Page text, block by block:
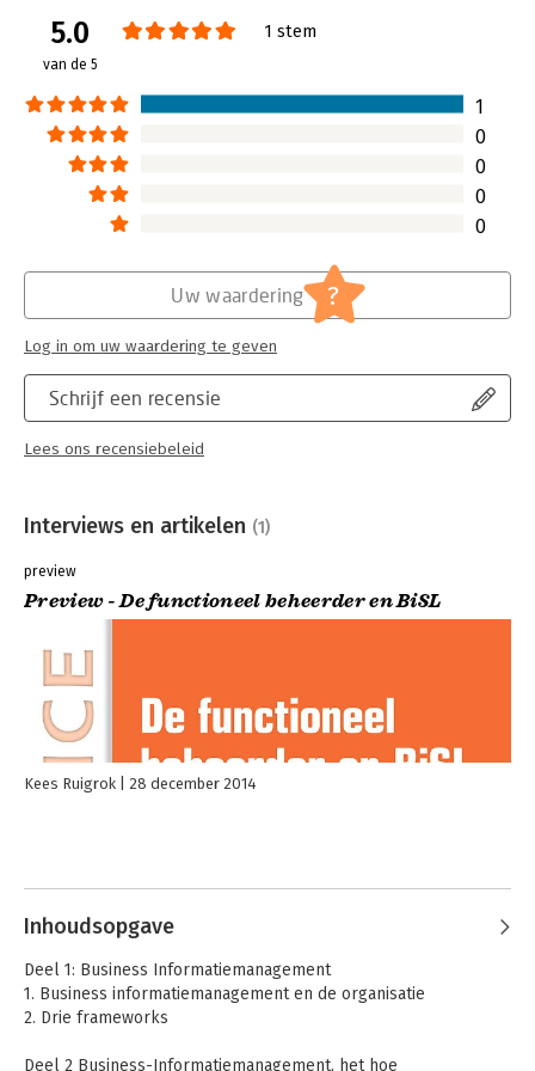
informatiemanagement.
Uitgever:
Van Haren Publishing B.V.
Verschijningsdatum:
Hoofdrubriek:
Serie:
5.0
van de 5
1 stem
1
0
0
0
0
Schrijf een recensie
Lees ons recensiebeleid
Uw waardering ?
Log in om uw waardering te geven
Interviews en artikelen (1)
preview
Preview - De functioneel beheerder en BiSL
Kees Ruigrok 28 december 2014
Inhoudsopgave
Deel 1: Business Informatiemanagement
1. Business informatiemanagement en de organisatie
2. Drie frameworks
Deel 2 Business-Informatiemanagement, het hoe